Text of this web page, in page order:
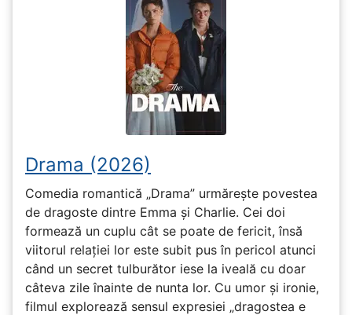
Drama (2026)
Comedia romantică „Drama” urmărește povestea
de dragoste dintre Emma și Charlie. Cei doi
formează un cuplu cât se poate de fericit, însă
viitorul relației lor este subit pus în pericol atunci
când un secret tulburător iese la iveală cu doar
câteva zile înainte de nunta lor. Cu umor și ironie,
filmul explorează sensul expresiei „dragostea e